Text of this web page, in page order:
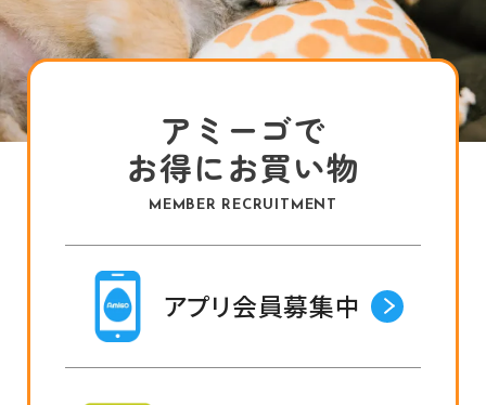
アミーゴで
お得にお買い物
MEMBER RECRUITMENT
アプリ会員募集中